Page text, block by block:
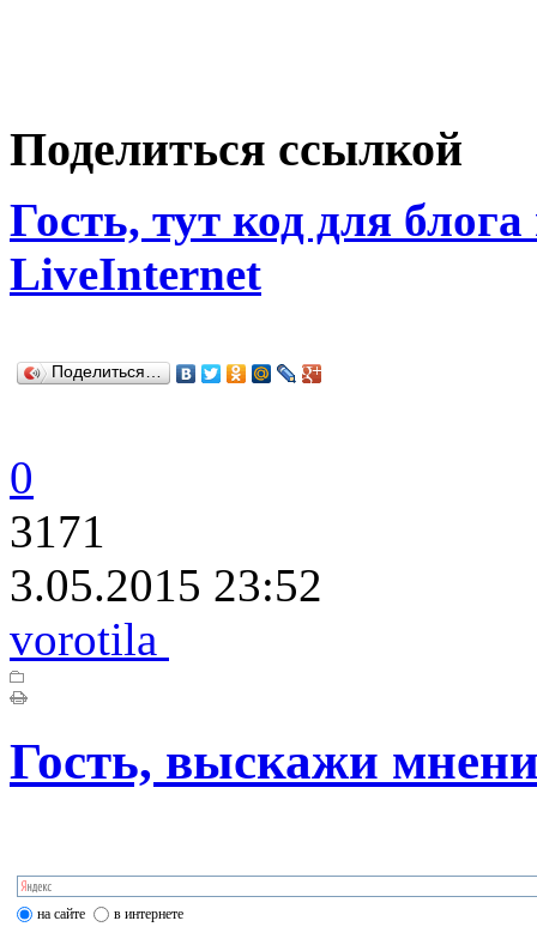
Поделиться ссылкой
Гость, тут код для
LiveInternet
Поделиться…
0
3171
3.05.2015 23:52
vorotila
Гость, выскажи
на сайте в интернете